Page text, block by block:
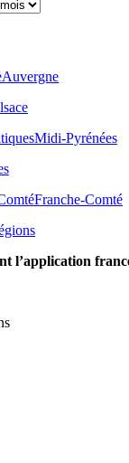
Auvergne
Midi-Pyrénées
Franche-Comté
l’application